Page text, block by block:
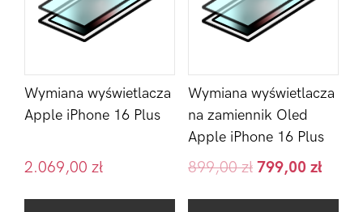
Wymiana wyświetlacza
Apple iPhone 16 Plus
2.069,00 zł
Wymiana wyświetlacza
na zamiennik Oled
Apple iPhone 16 Plus
899,00zł 799,00 zł